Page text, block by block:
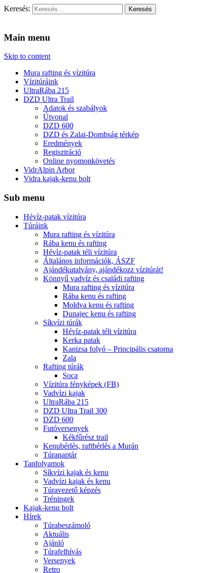
Keresés:
Main menu
Skip to content
Mura rafting és vízitúra
Vízitúráink
UltraRába 215
DZD Ultra Trail
Adatok és szabályok
Útvonal
DZD 600
DZD és Zalai-Dombság térkép
Eredmények
Regisztráció
Online nyomonkövetés
VidrAlpin Arbor
Vidra kajak-kenu bolt
Sub menu
Hévíz-patak vízitúra
Túráink
Mura rafting és vízitúra
Rába kenu és rafting
Hévíz-patak téli vízitúra
Általános információk, ÁSZF
Ajándékutalvány, ajándékozz vízitúrát!
Könnyű vadvíz és családi rafting
Mura rafting és vízitúra
Rába kenu és rafting
Moldva kenu és rafting
Dunajec kenu és rafting
Síkvízi túrák
Hévíz-patak téli vízitúra
Kerka patak
Kanizsa folyó – Principális csatorna
Zala
Rafting túrák
Soca
Vízitúra fényképek (FB)
Vadvízi kajak
UltraRába 215
DZD Ultra Trail 300
DZD 600
Futóversenyek
Kékfűrész trail
Kenubérlés, raftbérlés a Murán
Túranaptár
Tanfolyamok
Síkvízi kajak és kenu
Vadvízi kajak és kenu
Túravezető képzés
Tréningek
Kajak-kenu bolt
Hírek
Túrabeszámoló
Aktuális
Ajánló
Túrafelhívás
Versenyek
Retro